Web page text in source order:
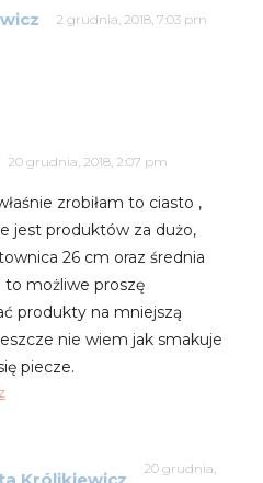
2 grudnia, 2018, 7:03 pm
20 grudnia, 2018, 2:07 pm
zrobiłam to ciasto ,
jest produktów za dużo,
26 cm oraz średnia
to możliwe proszę
produkty na mniejszą
nie wiem jak smakuje
piecze.
20 grudnia,